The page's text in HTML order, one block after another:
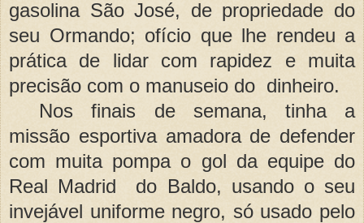
gasolina São José, de propriedade do
seu Ormando; ofício que lhe rendeu a
prática de lidar com rapidez e muita
precisão com o manuseio do dinheiro.
Nos finais de semana, tinha a
missão esportiva amadora de defender
com muita pompa o gol da equipe do
Real Madrid do Baldo, usando o seu
invejável uniforme negro, só usado pelo